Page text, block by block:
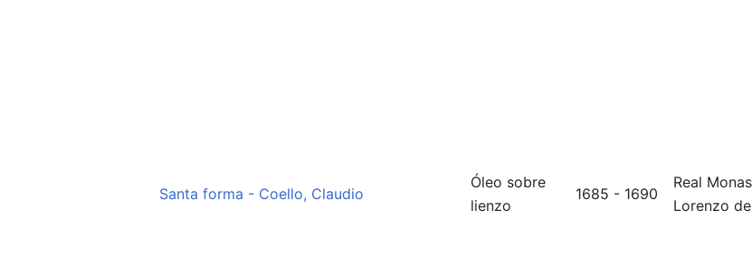
Santa forma - Coello, Claudio
Óleo sobre
lienzo
1685 - 1690
Real
Lorenzo